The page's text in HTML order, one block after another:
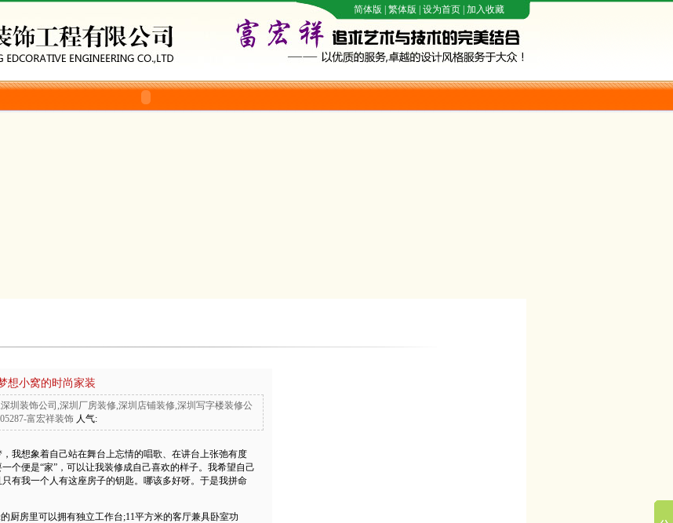
简体版 繁体版 设为首页| 加入收藏
想小窝的时尚家装
圳装饰公司,深圳厂房装修,深圳店铺装修,深圳写字楼装修公
富宏祥装饰人气:
想象着自己站在舞台上忘情的唱歌、在讲台上张弛有度
便是“家”，可以让我装修成自己喜欢的样子。我希望自己
有我一个人有这座房子的钥匙。哪该多好呀。于是我拼命
房里可以拥有独立工作台;11平方米的客厅兼具卧室功